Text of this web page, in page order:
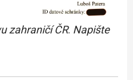
zahraničí ČR. Napište